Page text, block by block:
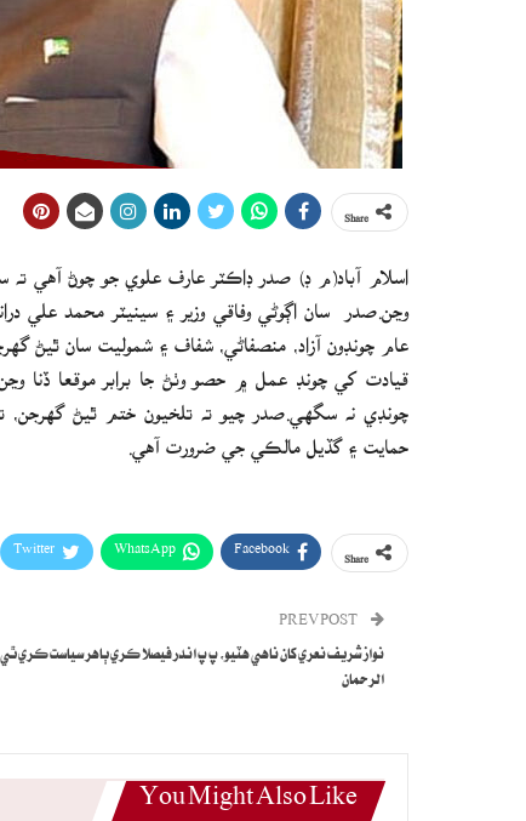
اسلام آباد(م ڊ) صدر ڊاڪٽر عارف علوي جو چوڻ آهي ته
وڃن.صدر سان اڳوڻي وفاقي وزير ۽ سينيٽر محمد علي
عام چونڊون آزاد، منصفاڻي، شفاف ۽ شموليت سان ٿيڻ
قيادت کي چونڊ عمل ۾ حصو وٺڻ جا برابر موقعا ڏنا
چونڊي نه سگهي.صدر چيو ته تلخيون ختم ٿيڻ گهرجن،
حمايت ۽ گڏيل مالڪي جي ضرورت آهي.
Facebook
WhatsApp
Twitter
نواز شريف نعري کان ناهي هٽيو، پ پ اندر فيصلا ڪري ٻاهر سياست ڪري
الرحمان
You Might Also Like